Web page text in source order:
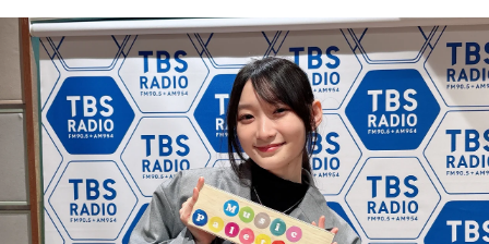
トピックス
TBS Podcast
お知らせ
イベント・グッズ
YouTube
会社情報